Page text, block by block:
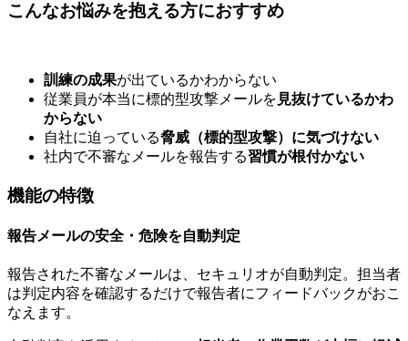
こんなお悩みを抱える方におすすめ
訓練の成果が出ているかわからない
従業員が本当に標的型攻撃メールを 見抜けているかわ
からない
自社に迫っている脅威（標的型攻撃）に気づけない
社内で不審なメールを報告する習慣が根付かない
機能の特徴
報告メールの安全・危険を自動判定
報告された不審なメールは、セキュリオが自動判定。担当者
は判定内容を確認するだけで報告者にフィードバックがおこ
なえます。